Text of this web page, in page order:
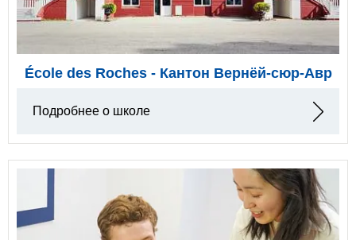
École des Roches - Кантон Вернёй-сюр-Авр
Подробнее о школе